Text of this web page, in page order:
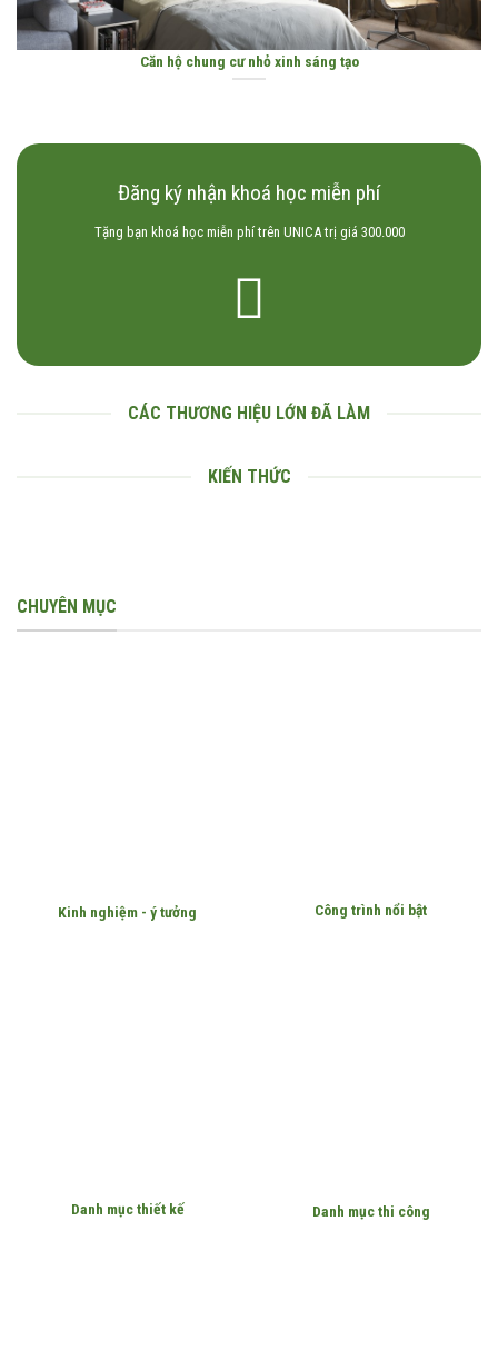
Căn hộ chung cư nhỏ xinh sáng tạo
Đăng ký nhận khoá học miễn phí
Tặng bạn khoá học miễn phí trên UNICA trị giá 300.000
CÁC THƯƠNG HIỆU LỚN ĐÃ LÀM
KIẾN THỨC
CHUYÊN MỤC
Kinh nghiệm - ý tưởng Công trình nổi bật
Danh mục thiết kế Danh mục thi công